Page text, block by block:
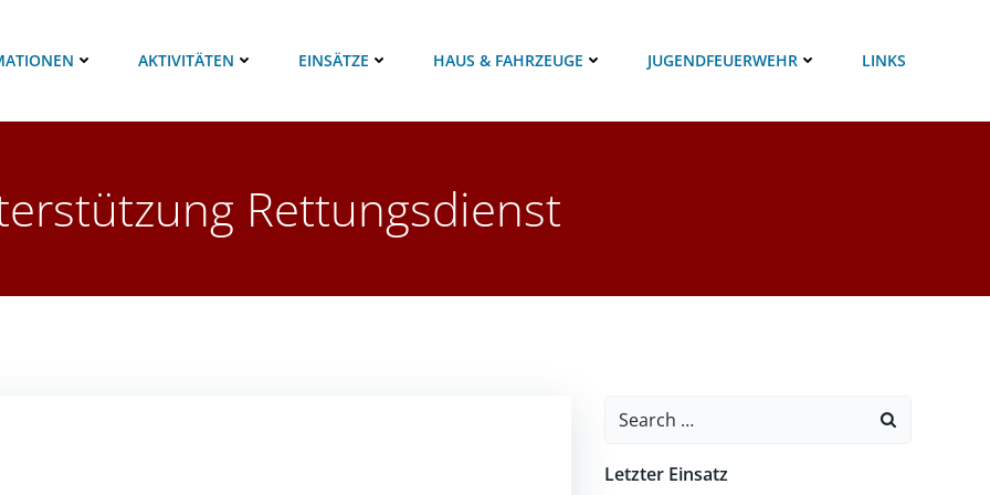
AKTIVITÄTEN EINSÄTZE HAUS & FAHRZEUGE JUGENDFEUERWEHR LINKS
Rettungsdienst
Search
Letzter Einsatz